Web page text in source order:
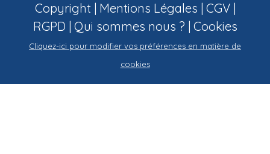
Copyright | Mentions Légales CGV|
RGPD Qui sommes nous ? Cookies
Cliquez-ici pour modifier vos préférences en matière de
cookies